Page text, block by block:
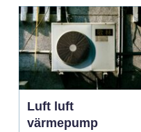
Luft luft
värmepump